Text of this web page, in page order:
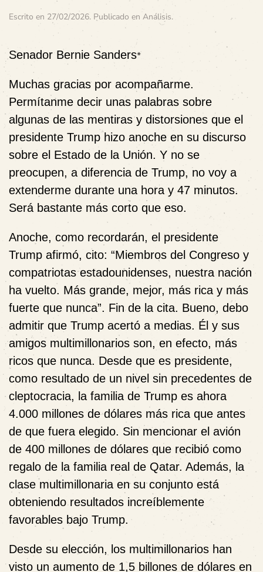
Escrito en 27/02/2026. Publicado en Análisis.
Senador Bernie Sanders*
Muchas gracias por acompañarme.
Permítanme decir unas palabras sobre
algunas de las mentiras y distorsiones que el
presidente Trump hizo anoche en su discurso
sobre el Estado de la Unión. Y no se
preocupen, a diferencia de Trump, no voy a
extenderme durante una hora y 47 minutos.
Será bastante más corto que eso.
Anoche, como recordarán, el presidente
Trump afirmó, cito: “Miembros del Congreso y
compatriotas estadounidenses, nuestra nación
ha vuelto. Más grande, mejor, más rica y más
fuerte que nunca”. Fin de la cita. Bueno, debo
admitir que Trump acertó a medias. Él y sus
amigos multimillonarios son, en efecto, más
ricos que nunca. Desde que es presidente,
como resultado de un nivel sin precedentes de
cleptocracia, la familia de Trump es ahora
4.000 millones de dólares más rica que antes
de que fuera elegido. Sin mencionar el avión
de 400 millones de dólares que recibió como
regalo de la familia real de Qatar. Además, la
clase multimillonaria en su conjunto está
obteniendo resultados increíblemente
favorables bajo Trump.
Desde su elección, los multimillonarios han
visto un aumento de 1,5 billones de dólares en